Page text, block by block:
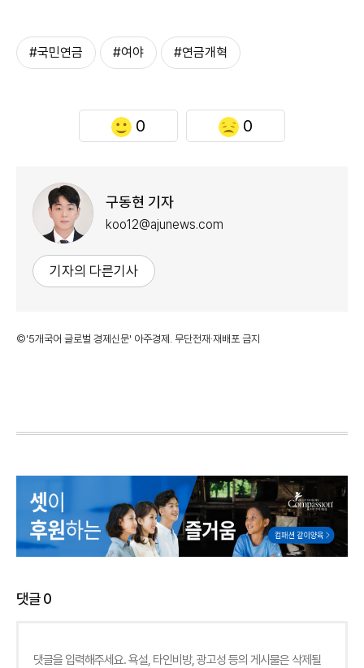
#국민연금 #여야 #연금개혁
0 0
구동현 기자
koo12@ajunews.com
기자의 다른기사
©'5개국어 글로벌 경제신문' 아주경제. 무단전재·재배포 금지
댓글0